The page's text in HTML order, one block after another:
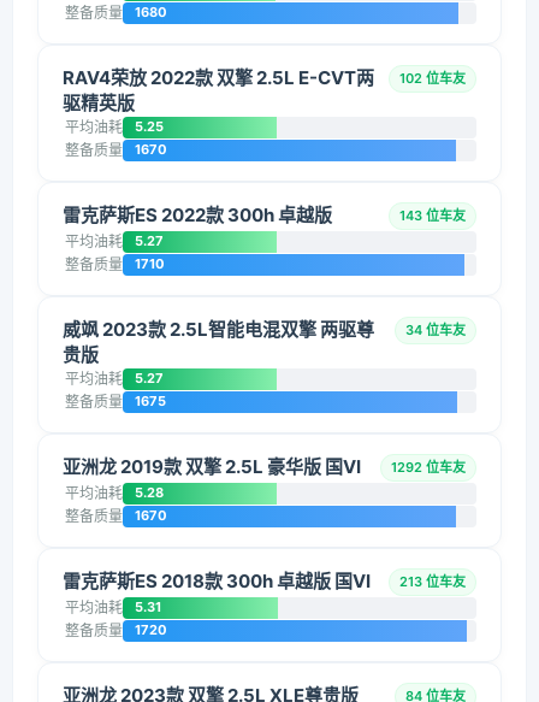
整备质量 1680
RAV4荣放 2022款 双擎 2.5L E-CVT两
驱精英版
102 位车友
平均油耗 5.25
整备质量 1670
雷克萨斯ES 2022款 300h 卓越版 143 位车友
平均油耗 5.27
整备质量 1710
威飒 2023款 2.5L智能电混双擎 两驱尊
贵版
34 位车友
平均油耗 5.27
整备质量 1675
亚洲龙 2019款 双擎 2.5L 豪华版 国VI 1292 位车友
平均油耗 5.28
整备质量 1670
雷克萨斯ES 2018款 300h 卓越版 国VI 213 位车友
平均油耗 5.31
整备质量 1720
亚洲龙 2023款 双擎 2.5L XLE尊贵版 84 位车友